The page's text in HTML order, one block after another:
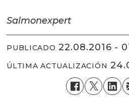
Salmonexpert
PUBLICADO 22.08.2016 -
ÚLTIMA ACTUALIZACIÓN